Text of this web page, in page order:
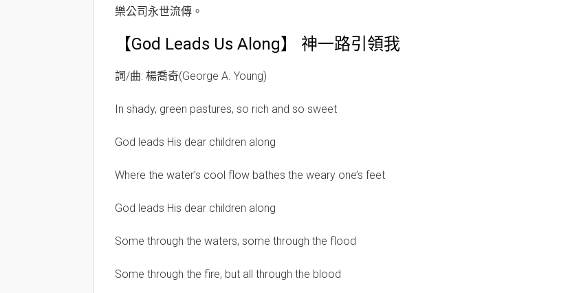
樂公司永世流傳。
【God Leads Us Along】 神一路引領我
詞/曲: 楊喬奇(George A. Young)
In shady, green pastures, so rich and so sweet
God leads His dear children along
Where the water’s cool flow bathes the weary one’s feet
God leads His dear children along
Some through the waters, some through the flood
Some through the fire, but all through the blood